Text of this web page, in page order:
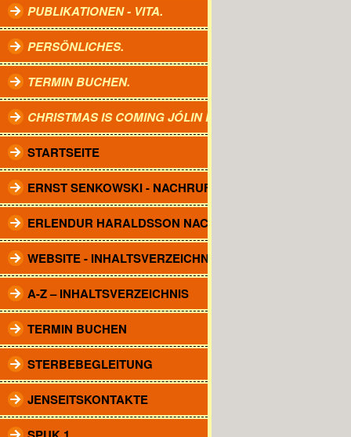
PUBLIKATIONEN - VITA.
PERSÖNLICHES.
TERMIN BUCHEN.
CHRISTMAS IS COMING JÓLIN KOMA.
STARTSEITE
ERNST SENKOWSKI - NACHRUF
ERLENDUR HARALDSSON NACHRUF
WEBSITE - INHALTSVERZEICHNIS
A-Z – INHALTSVERZEICHNIS
TERMIN BUCHEN
STERBEBEGLEITUNG
JENSEITSKONTAKTE